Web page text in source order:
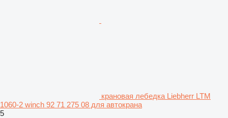
крановая лебедка Liebherr LTM
1060-2 winch 92 71 275 08 для автокрана
5